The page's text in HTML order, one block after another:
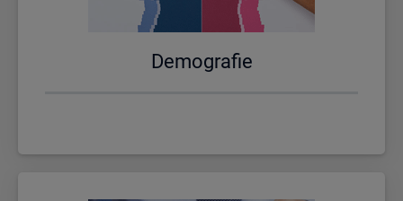
De­mo­gra­fie